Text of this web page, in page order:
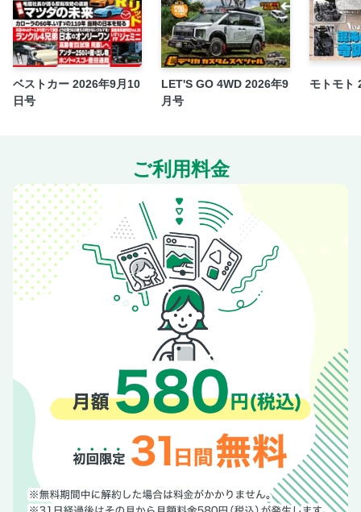
ベストカー 2026年9月10
日号
LET'S GO 4WD 2026年9
月号
モトモト
ご利用料金